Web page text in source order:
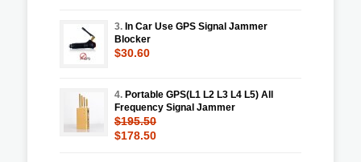
3. In Car Use GPS Signal Jammer
Blocker
$30.60
4. Portable GPS(L1 L2 L3 L4 L5) All
Frequency Signal Jammer
$195.50
$178.50